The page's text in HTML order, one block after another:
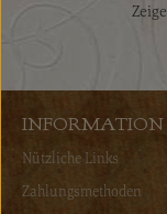
INFORMATION
Nützliche Links
Zahlungsmethoden